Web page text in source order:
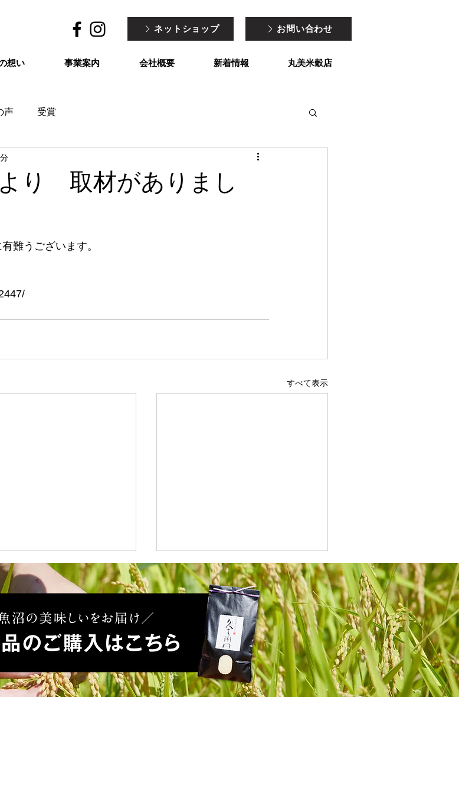
ネットショップ お問い合わせ
想い 事業案内 会社概要 新着情報 丸美米穀店
声 受賞
り 取材がありまし
難うございます。
すべて表示
新潟県ときいろネット様より
取材がありました